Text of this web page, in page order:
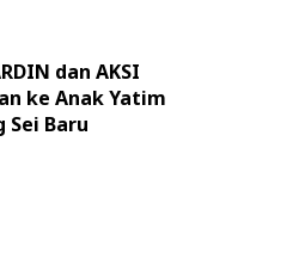
dan AKSI
ke Anak Yatim
Sei Baru